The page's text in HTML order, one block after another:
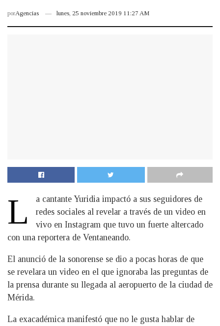
porAgencias lunes, 25 noviembre 2019 11:27 AM
L
a cantante Yuridia impactó a sus seguidores de
redes sociales al revelar a través de un video en
vivo en Instagram que tuvo un fuerte altercado
con una reportera de Ventaneando.
El anunció de la sonorense se dio a pocas horas de que
se revelara un video en el que ignoraba las preguntas de
la prensa durante su llegada al aeropuerto de la ciudad de
Mérida.
La exacadémica manifestó que no le gusta hablar de